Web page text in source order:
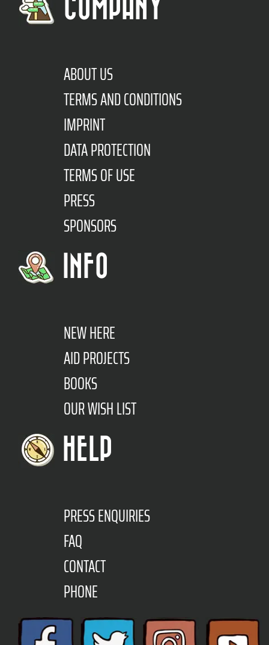
COMPANY
ABOUT US
TERMS AND CONDITIONS
IMPRINT
DATA PROTECTION
TERMS OF USE
PRESS
SPONSORS
INFO
NEW HERE
AID PROJECTS
BOOKS
OUR WISH LIST
HELP
PRESS ENQUIRIES
FAQ
CONTACT
PHONE